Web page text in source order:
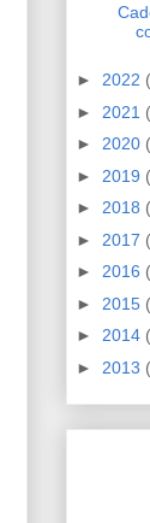
► 2022
► 2021
► 2020
► 2019
► 2018
► 2017
► 2016
► 2015
► 2014
► 2013